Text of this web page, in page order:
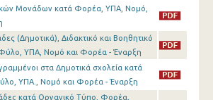
Μονάδων κατά Φορέα, ΥΠΑ, Νομό,
(Δημοτικά), Διδακτικό και Βοηθητικό
ΥΠΑ, Νομό και Φορέα - Έναρξη
στα Δημοτικά σχολεία κατά
ΥΠΑ., Νομό και Φορέα - Έναρξη
κατά Οργανικό Τύπο, Φορέα,